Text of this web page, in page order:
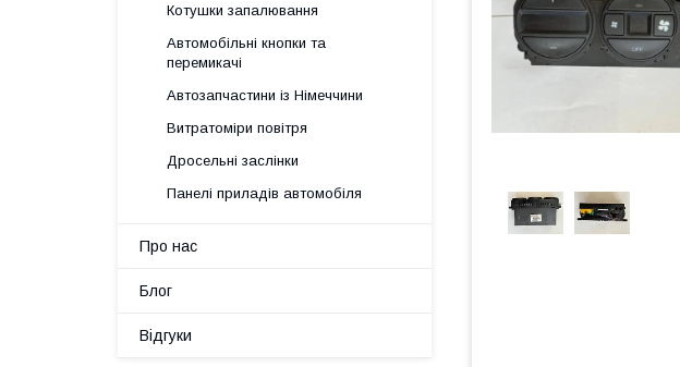
Котушки запалювання
Автомобільні кнопки та
перемикачі
Автозапчастини із Німеччини
Витратоміри повітря
Дросельні заслінки
Панелі приладів автомобіля
Про нас
Блог
Відгуки